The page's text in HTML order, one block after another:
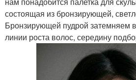
состоящая из бронзирующей,
Бронзирующей пудрой затемняем
линии роста волос, середину